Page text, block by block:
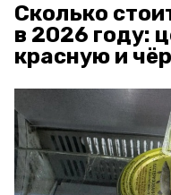
Сколько
в 2026 году:
красную и